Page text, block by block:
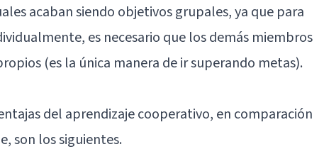
acaban siendo objetivos grupales, ya que para
es necesario que los demás miembros
(es la única manera de ir superando metas).
del aprendizaje cooperativo, en comparación
son los siguientes.